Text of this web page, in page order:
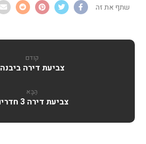
קודם
צביעת דירה ביבנה
הַבָּא
צביעת דירה 3 חדרים